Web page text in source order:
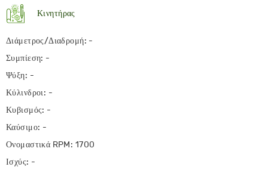
Κινητήρας
Διάμετρος/Διαδρομή: -
Συμπίεση: -
Ψύξη: -
Κύλινδροι: -
Κυβισμός: -
Καύσιμο: -
Ονομαστικά RPM: 1700
Ισχύς: -